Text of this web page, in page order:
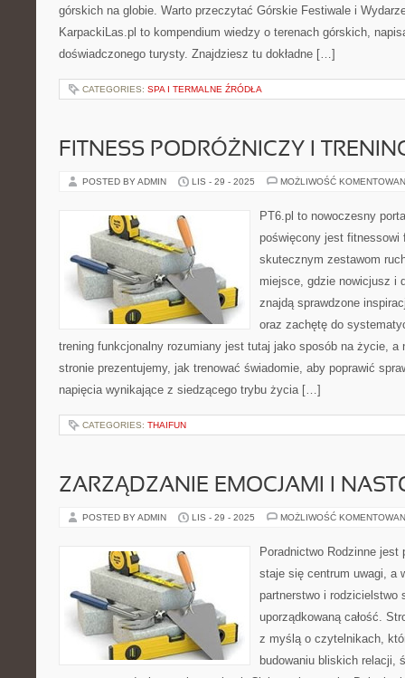
górskich na globie. Warto przeczytać Górskie Festiwale i
KarpackiLas.pl to kompendium wiedzy o terenach górskich,
doświadczonego turysty. Znajdziesz tu dokładne […]
CATEGORIES: SPA I TERMALNE ŹRÓDŁA
FITNESS PODRÓŻNICZY I
POSTED BY ADMIN LIS - 29 - 2025 MOŻLIWOŚĆ
PT6.pl to nowoczesny
poświęcony jest fitnessowi
skutecznym zestawom
miejsce, gdzie nowicjusz i
znajdą sprawdzone
oraz zachętę do
trening funkcjonalny rozumiany jest tutaj jako sposób na życie, a
stronie prezentujemy, jak trenować świadomie, aby poprawić
napięcia wynikające z siedzącego trybu życia […]
CATEGORIES: THAIFUN
ZARZĄDZANIE EMOCJAMI I
POSTED BY ADMIN LIS - 29 - 2025 MOŻLIWOŚĆ
Poradnictwo Rodzinne
staje się centrum uwagi, a
partnerstwo i rodzicielstwo
uporządkowaną całość.
z myślą o czytelnikach,
budowaniu bliskich relacji,